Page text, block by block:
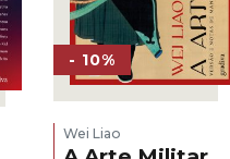
- 10%
Wei Liao